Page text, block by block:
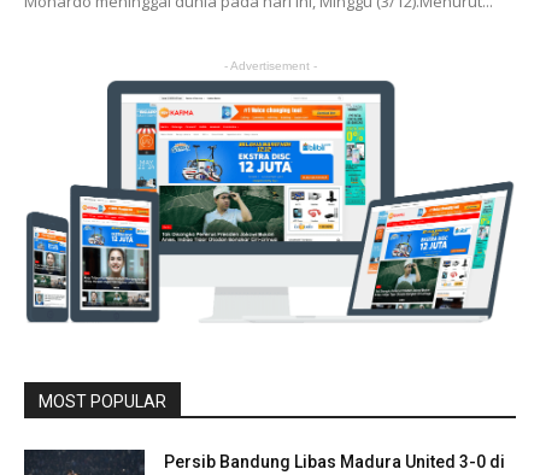
- Advertisement -
MOST POPULAR
Persib Bandung Libas Madura United 3-0 di